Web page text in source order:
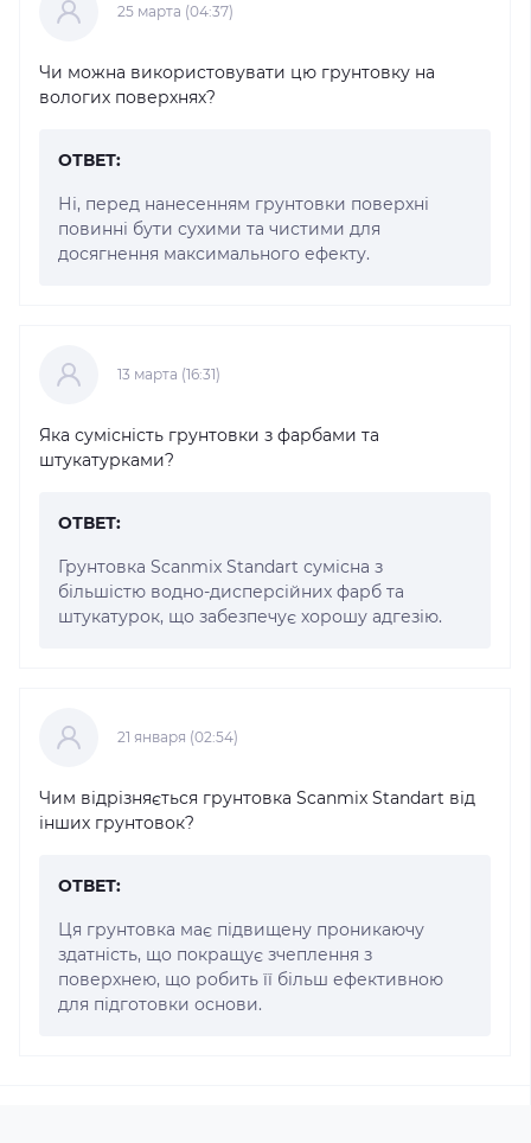
25 марта (04:37)
Чи можна використовувати цю грунтовку на
вологих поверхнях?
ОТВЕТ:
Ні, перед нанесенням грунтовки поверхні
повинні бути сухими та чистими для
досягнення максимального ефекту.
13 марта (16:31)
Яка сумісність грунтовки з фарбами та
штукатурками?
ОТВЕТ:
Грунтовка Scanmix Standart сумісна з
більшістю водно-дисперсійних фарб та
штукатурок, що забезпечує хорошу адгезію.
21 января (02:54)
Чим відрізняється грунтовка Scanmix Standart від
інших грунтовок?
ОТВЕТ:
Ця грунтовка має підвищену проникаючу
здатність, що покращує зчеплення з
поверхнею, що робить її більш ефективною
для підготовки основи.